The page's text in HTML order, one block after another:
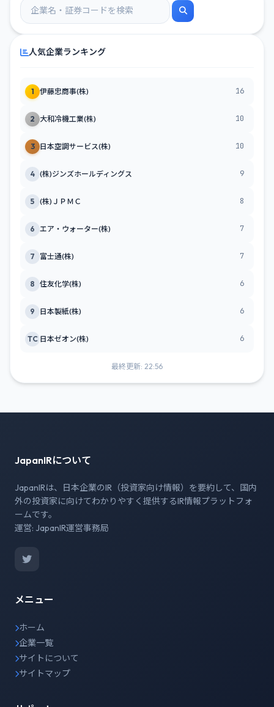
人気企業ランキング
1 伊藤忠商事(株) 16
2 大和冷機工業(株) 10
3 日本空調サービス(株) 10
4 (株)ジンズホールディングス 9
5 (株)ＪＰＭＣ 8
6 エア・ウォーター(株) 7
7 富士通(株) 7
8 住友化学(株) 6
9 日本製紙(株) 6
TC 日本ゼオン(株) 6
最終更新: 22:56
JapanIRについて
JapanIRは、日本企業のIR（投資家向け情報）を要約して、国内
外の投資家に向けてわかりやすく提供するIR情報プラットフォ
ームです。
運営: JapanIR運営事務局
メニュー
ホーム
企業一覧
サイトについて
サイトマップ